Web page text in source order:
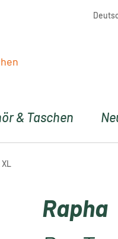
& Taschen
Rapha